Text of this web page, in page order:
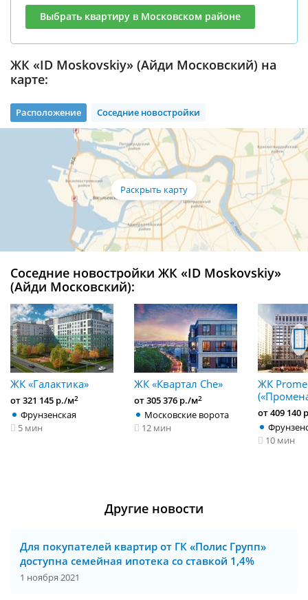
Выбрать квартиру в Московском районе
ЖК «ID Moskovskiy» (Айди Московский) на
карте:
Расположение Соседние новостройки
Соседние новостройки ЖК «ID Moskovskiy»
(Айди Московский):
ЖК «Галактика»
от 321 145 р./м2
Фрунзенская
5 мин
ЖК «Квартал Che»
от 305 376 р./м2
Московские ворота
12 мин
ЖК
от 409 140
10 мин
Другие новости
Для покупателей квартир от ГК «Полис Групп»
доступна семейная ипотека со ставкой 1,4%
1 ноября 2021